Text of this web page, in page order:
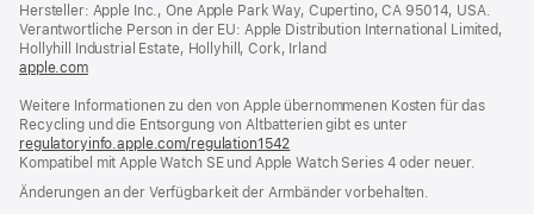
neues
Fenster)
Hersteller: Apple Inc., One Apple Park Way, Cupertino, CA 95014, USA.
Verantwortliche Person in der EU: Apple Distribution International Limited,
Hollyhill Industrial Estate, Hollyhill, Cork, Irland
apple.com(öffnet
neues
Fenster)
Weitere Informationen zu den von Apple übernommenen Kosten für das
Recycling und die Entsorgung von Altbatterien gibt es unter
regulatoryinfo.apple.com/regulation1542
ein
neues
Fenster)
Kompatibel mit Apple Watch SE und Apple Watch Series 4 oder neuer.
Änderungen an der Verfügbarkeit der Armbänder vorbehalten.